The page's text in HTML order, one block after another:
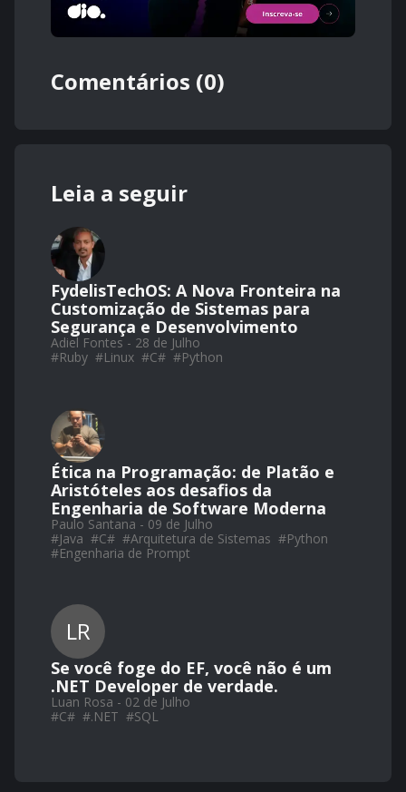
Comentários (0)
Leia a seguir
FydelisTechOS: A Nova Fronteira na
Customização de Sistemas para
Segurança e Desenvolvimento
Adiel Fontes - 28 de Julho
#Ruby #Linux #C# #Python
Ética na Programação: de Platão e
Aristóteles aos desafios da
Engenharia de Software Moderna
Paulo Santana - 09 de Julho
#Java #C# #Arquitetura de Sistemas #Python
#Engenharia de Prompt
LR
Se você foge do EF, você não é um
.NET Developer de verdade.
Luan Rosa - 02 de Julho
#C# #.NET #SQL